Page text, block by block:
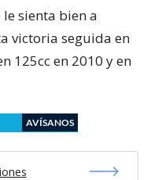
sienta bien a
victoria seguida en
125cc en 2010 y en
AVÍSANOS